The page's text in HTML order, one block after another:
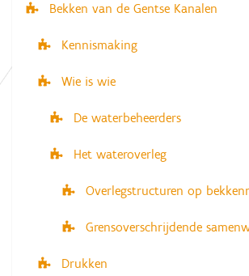
i
Bekken van de Gentse Kanalen
Kennismaking
Wie is wie
De waterbeheerders
Het wateroverleg
Overlegstructuren op
Grensoverschrijdende
Drukken